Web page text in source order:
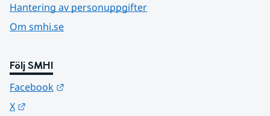
Hantering av personuppgifter
Om smhi.se
Följ SMHI
Facebook
X